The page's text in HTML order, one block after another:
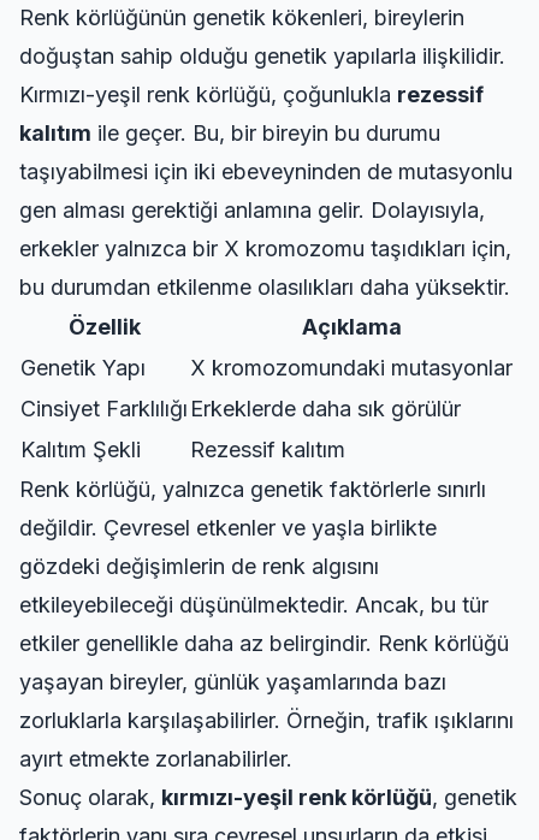
Renk körlüğünün genetik kökenleri, bireylerin
doğuştan sahip olduğu genetik yapılarla ilişkilidir.
Kırmızı-yeşil renk körlüğü, çoğunlukla rezessif
kalıtım ile geçer. Bu, bir bireyin bu durumu
taşıyabilmesi için iki ebeveyninden de mutasyonlu
gen alması gerektiği anlamına gelir. Dolayısıyla,
erkekler yalnızca bir X kromozomu taşıdıkları için,
bu durumdan etkilenme olasılıkları daha yüksektir.
Özellik
Açıklama
Genetik Yapı
X kromozomundaki mutasyonlar
Cinsiyet Farklılığı Erkeklerde daha sık görülür
Kalıtım Şekli
Rezessif kalıtım
Renk körlüğü, yalnızca genetik faktörlerle sınırlı
değildir. Çevresel etkenler ve yaşla birlikte
gözdeki değişimlerin de renk algısını
etkileyebileceği düşünülmektedir. Ancak, bu tür
etkiler genellikle daha az belirgindir. Renk körlüğü
yaşayan bireyler, günlük yaşamlarında bazı
zorluklarla karşılaşabilirler. Örneğin, trafik ışıklarını
ayırt etmekte zorlanabilirler.
Sonuç olarak, kırmızı-yeşil renk körlüğü, genetik